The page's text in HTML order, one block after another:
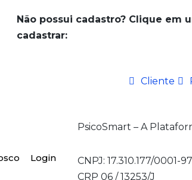
Não possui cadastro? Clique em
cadastrar:
Cliente
Login
PsicoSmart – A
CNPJ: 17.310.177/0001-97
CRP 06 / 13253/J